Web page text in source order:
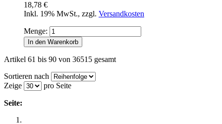
18,78 €
Inkl. 19% MwSt., zzgl. Versandkosten
Menge:
In den Warenkorb
Artikel 61 bis 90 von 36515 gesamt
Sortieren nach
Zeige
pro Seite
Seite: